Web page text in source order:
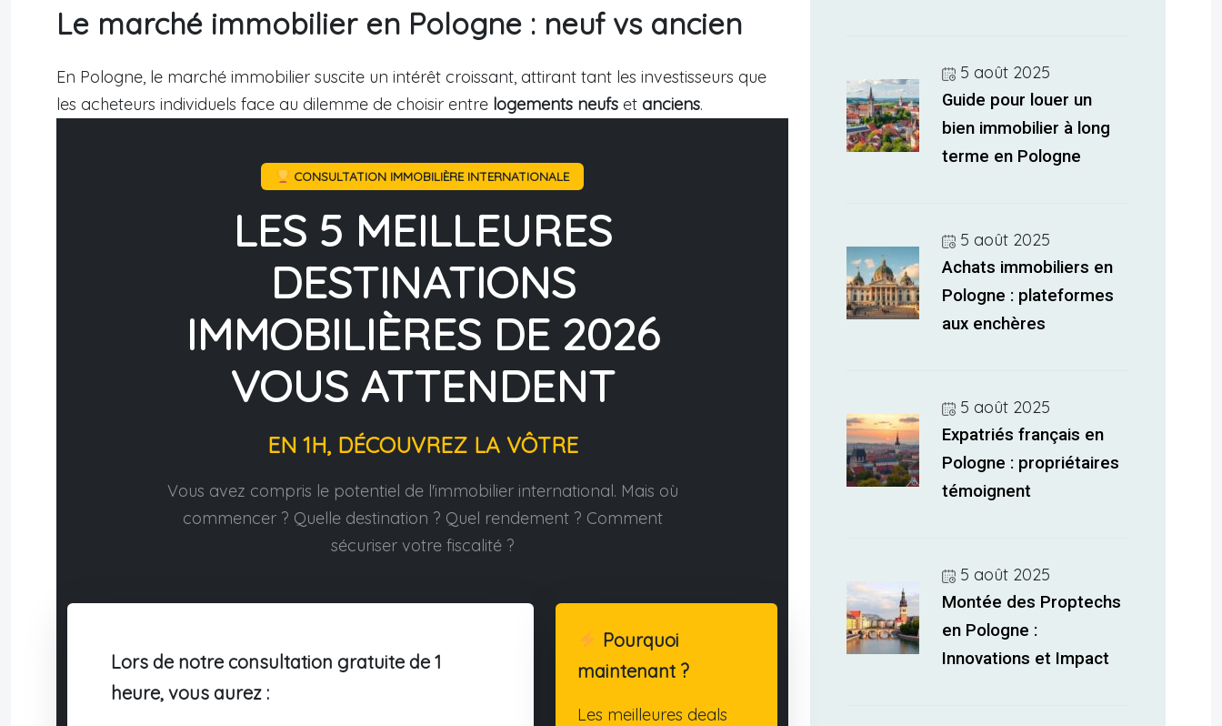
Le marché immobilier en Pologne : neuf vs ancien
En Pologne, le marché immobilier suscite un intérêt croissant, attirant tant les investisseurs que
les acheteurs individuels face au dilemme de choisir entre logements neufs et anciens.
CONSULTATION IMMOBILIÈRE INTERNATIONALE
LES 5 MEILLEURES
DESTINATIONS
IMMOBILIÈRES DE 2026
VOUS ATTENDENT
EN 1H, DÉCOUVREZ LA VÔTRE
Vous avez compris le potentiel de l'immobilier international. Mais où
commencer ? Quelle destination ? Quel rendement ? Comment
sécuriser votre fiscalité ?
Lors de notre consultation gratuite de 1
heure, vous aurez :
Pourquoi
maintenant ?
Les meilleures deals
5 août 2025
Guide pour louer un
bien immobilier à long
terme en Pologne
5 août 2025
Achats immobiliers en
Pologne : plateformes
aux enchères
5 août 2025
Expatriés français en
Pologne : propriétaires
témoignent
5 août 2025
Montée des Proptechs
en Pologne :
Innovations et Impact